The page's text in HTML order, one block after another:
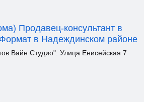
Продавец-консультант в
в Надеждинском районе
Вайн Студио". Улица Енисейская 7